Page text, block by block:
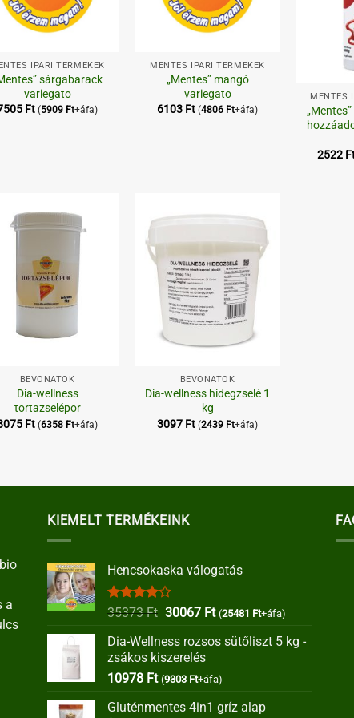
IPARI TERMÉKEK
sárgabarack
variegato
Ft (5909 Ft+áfa)
MENTES IPARI TERMÉKEK
„Mentes” mangó
variegato
6103 Ft (4806 Ft+áfa)
MENTES
2522
BEVONATOK
Dia-wellness
tortazselépor
Ft (6358 Ft+áfa)
BEVONATOK
Dia-wellness hidegzselé 1
kg
3097 Ft (2439 Ft+áfa)
a
KIEMELT TERMÉKEINK
Hencsokaska válogatás
Értékelés:
35373Ft Original
was:
35373 Ft.
30067 FtCurrent
is:
(25481 Ft+áfa)
Dia-Wellness rozsos sütőliszt 5 kg -
zsákos kiszerelés
10978 Ft (9303 Ft+áfa)
Gluténmentes 4in1 gríz alap